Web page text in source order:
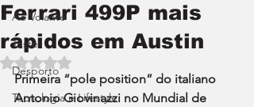
Ao Volante
Teste
Desporto
Tecnologia e Lifestyle
Ferrari 499P mais
rápidos em Austin
Avaliado com NaN de 5 estrelas.
Primeira “pole position” do italiano
Antonio Giovinazzi no Mundial de